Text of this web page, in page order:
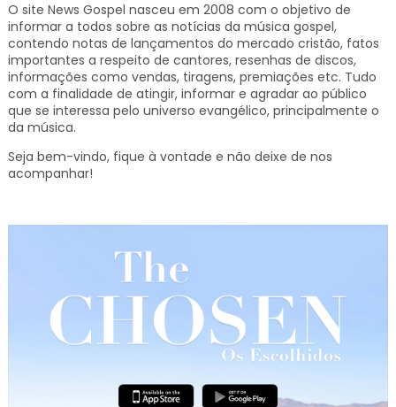
O site News Gospel nasceu em 2008 com o objetivo de
informar a todos sobre as notícias da música gospel,
contendo notas de lançamentos do mercado cristão, fatos
importantes a respeito de cantores, resenhas de discos,
informações como vendas, tiragens, premiações etc. Tudo
com a finalidade de atingir, informar e agradar ao público
que se interessa pelo universo evangélico, principalmente o
da música.
Seja bem-vindo, fique à vontade e não deixe de nos
acompanhar!